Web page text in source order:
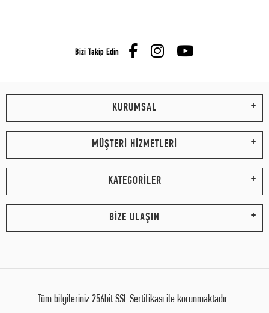
Bizi Takip Edin
KURUMSAL
MÜŞTERİ HİZMETLERİ
KATEGORİLER
BİZE ULAŞIN
Tüm bilgileriniz 256bit SSL Sertifikası ile korunmaktadır.